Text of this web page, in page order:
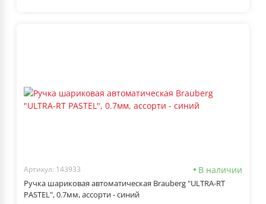
Артикул: 143933 В наличии
Ручка шариковая автоматическая Brauberg "ULTRA-RT
PASTEL", 0.7мм, ассорти - синий